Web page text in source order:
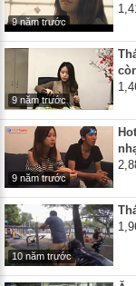
9 năm trước
9 năm trước
9 năm trước
10 năm trước